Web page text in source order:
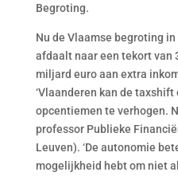
Begroting.
Nu de Vlaamse begroting
afdaalt naar een tekort van
miljard euro aan extra
‘Vlaanderen kan de
opcentiemen te verhogen.
professor Publieke
Leuven). ‘De autonomie
mogelijkheid hebt om niet